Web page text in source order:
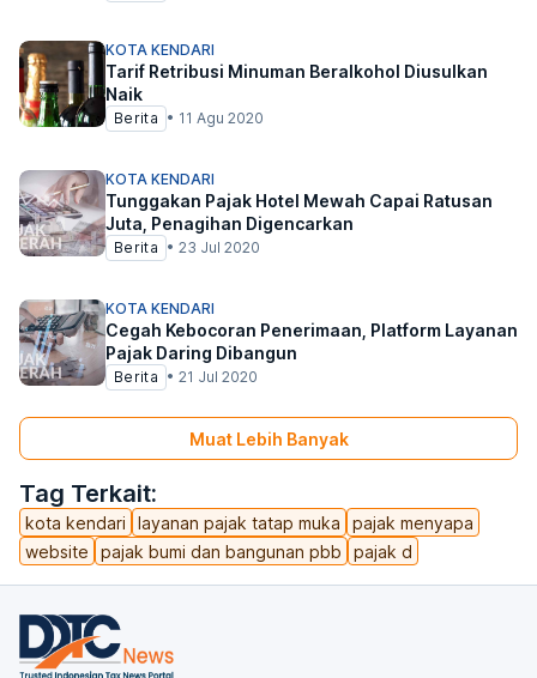
Tag Terkait:
kota kendari layanan pajak tatap muka
pajak menyapa
website
pajak bumi dan bangunan pbb pajak d
KOTA KENDARI
Tarif Retribusi Minuman Beralkohol Diusulkan
Naik
Berita • 11 Agu 2020
KOTA KENDARI
Tunggakan Pajak Hotel Mewah Capai Ratusan
Juta, Penagihan Digencarkan
Berita • 23 Jul 2020
KOTA KENDARI
Cegah Kebocoran Penerimaan, Platform Layanan
Pajak Daring Dibangun
Berita • 21 Jul 2020
Muat Lebih Banyak